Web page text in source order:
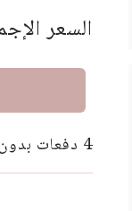
السعر
4 دفعات بدون فوائد بقيمة 100 دولار مع